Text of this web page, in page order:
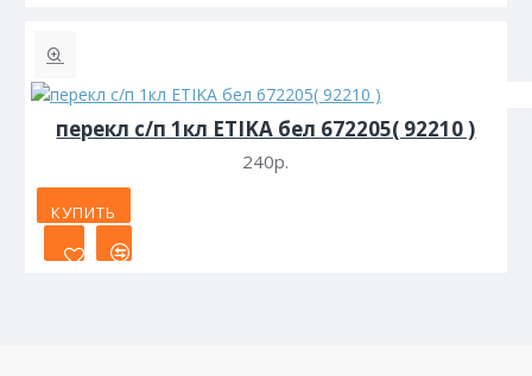
перекл с/п 1кл ETIKA бел 672205( 92210 )
240р.
КУПИТЬ